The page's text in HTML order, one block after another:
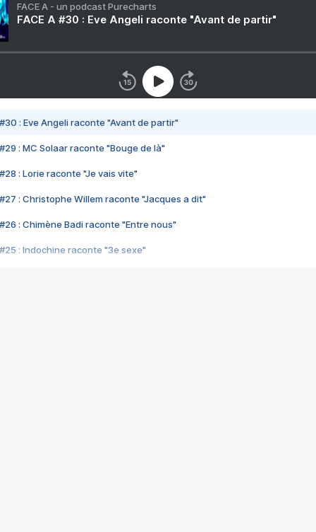
FACE A - un podcast Purecharts
FACE A #30 : Eve Angeli raconte "Avant de partir"
#30 : Eve Angeli raconte "Avant de partir"
#29 : MC Solaar raconte "Bouge de là"
#28 : Lorie raconte "Je vais vite"
#27 : Christophe Willem raconte "Jacques a dit"
#26 : Chimène Badi raconte "Entre nous"
#25 : Indochine raconte "3e sexe"